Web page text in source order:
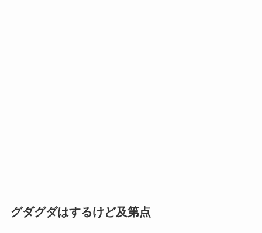
グダグダはするけど及第点